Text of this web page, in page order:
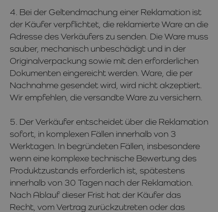
4. Bei der Geltendmachung einer Reklamation ist
der Käufer verpflichtet, die reklamierte Ware an die
Adresse des Verkäufers zu senden. Die Ware muss
sauber, mechanisch unbeschädigt und in der
Originalverpackung sowie mit den erforderlichen
Dokumenten eingereicht werden. Ware, die per
Nachnahme gesendet wird, wird nicht akzeptiert.
Wir empfehlen, die versandte Ware zu versichern.
5. Der Verkäufer entscheidet über die Reklamation
sofort, in komplexen Fällen innerhalb von 3
Werktagen. In begründeten Fällen, insbesondere
wenn eine komplexe technische Bewertung des
Produktzustands erforderlich ist, spätestens
innerhalb von 30 Tagen nach der Reklamation.
Nach Ablauf dieser Frist hat der Käufer das
Recht, vom Vertrag zurückzutreten oder das